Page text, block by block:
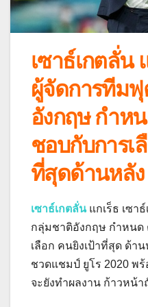
เซาธ์เกตลั่น
ผู้จัดการทีม
อังกฤษ กำห
ชอบกับการเ
ที่สุดด้านหลัง
เซาธ์เกตลั่น แกเร็ธ เซา
กลุ่มชาติอังกฤษ กำหนด
เลือก คนยิงเป้าที่สุด ด้า
ชวดแชมป์ ยูโร 2020 พ
จะยังทำผลงาน ก้าวหน้า